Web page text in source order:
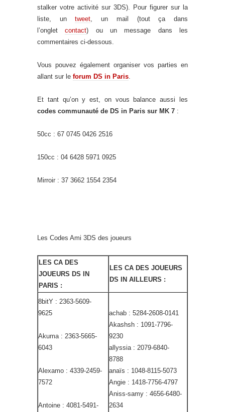
stalker votre activité sur 3DS). Pour figurer sur la
liste, untweet , un mail (tout ça dans
l’ongletcontact) ou un message dans les
commentaires ci-dessous.
Vous pouvez également organiser vos parties en
allant sur le forum DS in Paris
Et tant qu’on y est, on vous balance aussi les
codes communauté de DS in Paris sur MK 7 :
50cc : 67 0745 0426 2516
150cc : 04 6428 5971 0925
Mirroir : 37 3662 1554 2354
Les Codes Ami 3DS des joueurs
LES CA DES
JOUEURS DS IN
PARIS :
LES CA DES JOUEURS
DS IN AILLEURS :
8bitY : 2363-5609-
9625
Akuma : 2363-5665-
6043
Alexamo : 4339-2459-
7572
Antoine : 4081-5491-
achab : 5284-2608-0141
Akashsh : 1091-7796-
9230
allyssia : 2079-6840-
8788
anaïs : 1048-8115-5073
Angie : 1418-7756-4797
Aniss-samy : 4656-6480-
2634